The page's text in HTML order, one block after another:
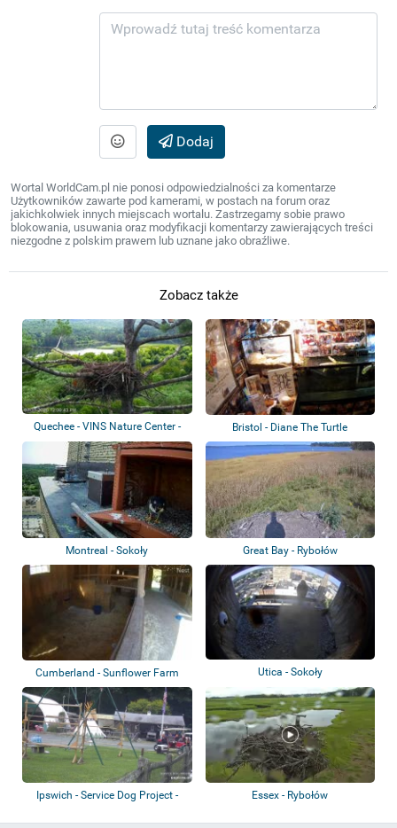
Dodaj
Wortal WorldCam.pl nie ponosi odpowiedzialności za komentarze
Użytkowników zawarte pod kamerami, w postach na forum oraz
jakichkolwiek innych miejscach wortalu. Zastrzegamy sobie prawo
blokowania, usuwania oraz modyfikacji komentarzy zawierających treści
niezgodne z polskim prawem lub uznane jako obraźliwe.
Zobacz także
Quechee - VINS Nature Center -
Orły biel...
Bristol - Diane The Turtle
Montreal - Sokoły Great Bay - Rybołów
Cumberland - Sunflower Farm
Creamery
Utica - Sokoły
Ipswich - Service Dog Project -
Essex - Rybołów